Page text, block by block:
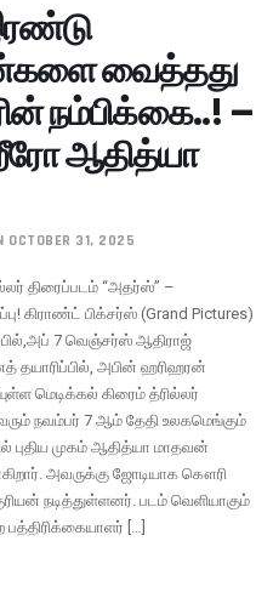
வைத்தது
நம்பிக்கை..! –
ஆதித்யா
OCTOBER 31, 2025
திரைப்படம் “அதர்ஸ்” –
கிராண்ட் பிக்சர்ஸ் (Grand Pictures)
7 வெஞ்சர்ஸ் ஆதிராஜ்
தயாரிப்பில், அபின் ஹரிஹரன்
மெடிக்கல் கிரைம் த்ரில்லர்
நவம்பர் 7 ஆம் தேதி உலகமெங்கும்
புதிய முகம் ஆதித்யா மாதவன்
அவருக்கு ஜோடியாக கௌரி
நடித்துள்ளனர். படம் வெளியாகும்
[…]